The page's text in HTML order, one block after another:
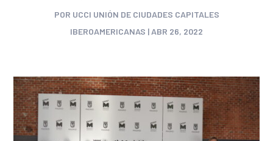
POR UCCI UNIÓN DE CIUDADES CAPITALES
IBEROAMERICANAS | ABR 26, 2022